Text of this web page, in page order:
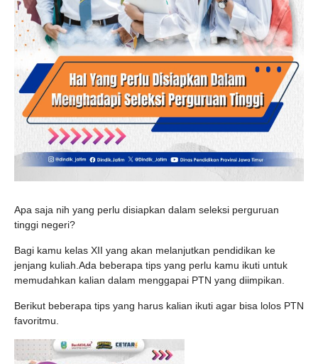
Apa saja nih yang perlu disiapkan dalam seleksi perguruan
tinggi negeri?
Bagi kamu kelas XII yang akan melanjutkan pendidikan ke
jenjang kuliah.Ada beberapa tips yang perlu kamu ikuti untuk
memudahkan kalian dalam menggapai PTN yang diimpikan.
Berikut beberapa tips yang harus kalian ikuti agar bisa lolos PTN
favoritmu.